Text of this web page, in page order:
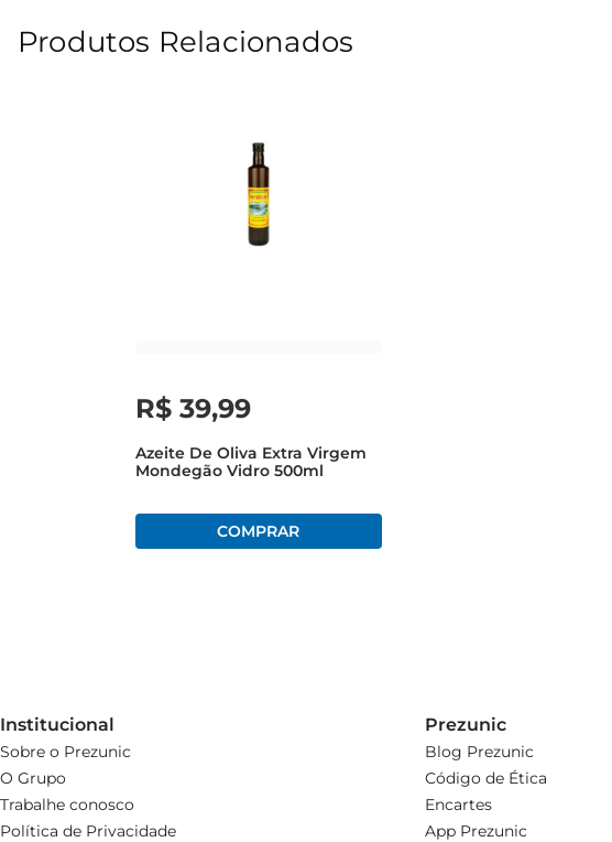
indispensável para quem aprecia a culinária mediterrânea. Useo para
Especificaçõesdo produto
Produtos Relacionados
R$ 39,99
Azeite De Oliva Extra Virgem
Mondegão Vidro 500ml
Institucional
Sobre o Prezunic
O Grupo
Trabalhe conosco
Política de Privacidade
Prezunic
Blog Prezunic
Código de Ética
Encartes
App Prezunic